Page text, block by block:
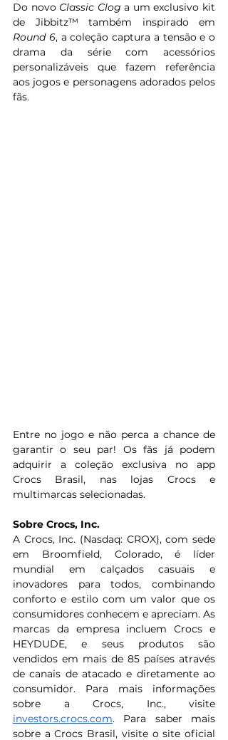
Do novo Classic Clog a um exclusivo kit
Round 6, a coleção captura a tensão e o
drama da série com acessórios
personalizáveis que fazem referência
aos jogos e personagens adorados pelos
fãs.
Entre no jogo e não perca a chance de
garantir o seu par! Os fãs já podem
adquirir a coleção exclusiva no app
Crocs Brasil, nas lojas Crocs e
multimarcas selecionadas.
Sobre Crocs, Inc.
A Crocs, Inc. (Nasdaq: CROX), com sede
em Broomfield, Colorado, é líder
mundial em calçados casuais e
inovadores para todos, combinando
conforto e estilo com um valor que os
consumidores conhecem e apreciam. As
marcas da empresa incluem Crocs e
HEYDUDE, e seus produtos são
vendidos em mais de 85 países através
de canais de atacado e diretamente ao
consumidor. Para mais informações
investors.crocs.com. Para saber mais